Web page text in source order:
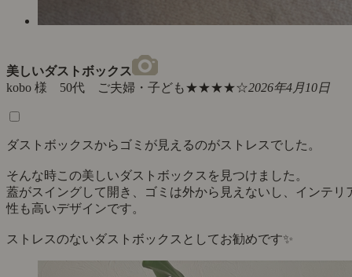
美しいダストボックス
kobo 様 50代 ご夫婦・子ども★★★★☆2026年4月10日
ダストボックスからゴミが見えるのがストレスでした。
そんな時この美しいダストボックスを見つけました。
蓋がスイングして開き、ゴミは外から見えないし、インテリ
性も高いデザインです。
ストレスのないダストボックスとしてお勧めです✨